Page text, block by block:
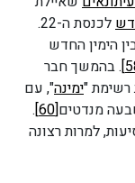
לכנסת ה-22.
הימין החדש
. בהמשך חבר
רשימת "ימינה", עם
מנדטים[60]
.
למרות רצונה